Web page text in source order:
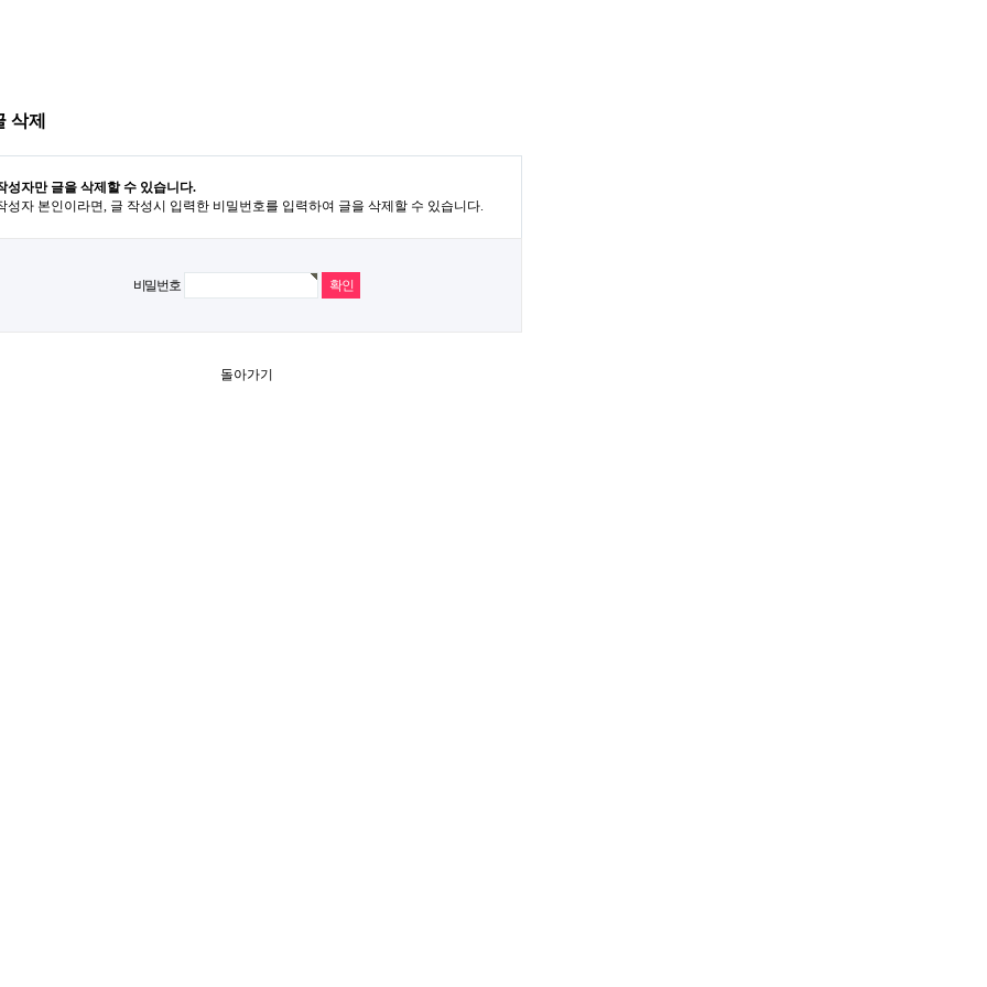
삭제
성자만 글을 삭제할 수 있습니다.
성자 본인이라면, 글 작성시 입력한 비밀번호를 입력하여 글을 삭제할 수 있습니다.
비밀번호
돌아가기